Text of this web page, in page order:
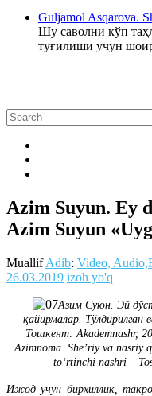
Guljamol Asqarova.
Шу саволни кўп
туғилиши учун
Azim Suyun. Ey
Azim Suyun
MuallifAdib: Video,
26.03.2019 izoh yo'q
Азим Суюн. Эй
қайирмалар.
Тошкент: Akademnashr,
Azimnoma. Sheʼriy va nasriy
toʻrtinchi nashri –
Ижод учун бирхиллик,